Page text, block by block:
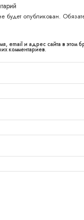
будет опубликован.
email и адрес сайта в этом
комментариев.